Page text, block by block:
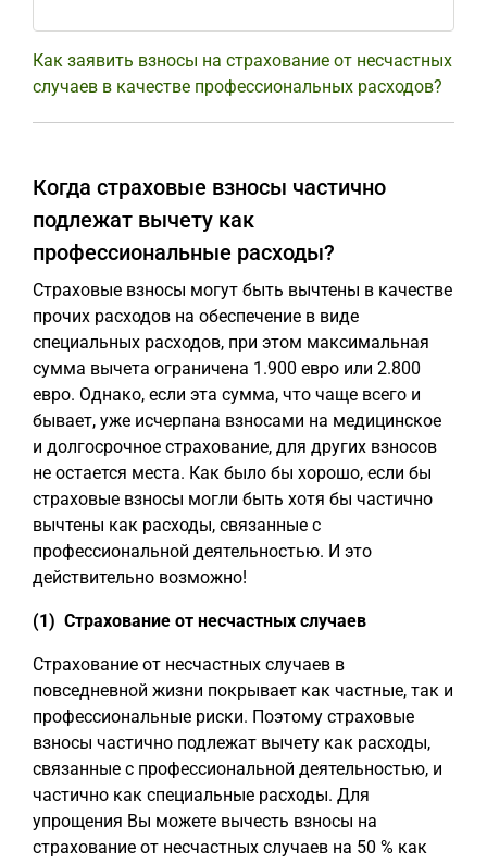
Как заявить взносы на страхование от несчастных
случаев в качестве профессиональных расходов?
Когда страховые взносы частично
подлежат вычету как
профессиональные расходы?
Страховые взносы могут быть вычтены в качестве
прочих расходов на обеспечение в виде
специальных расходов, при этом максимальная
сумма вычета ограничена 1.900 евро или 2.800
евро. Однако, если эта сумма, что чаще всего и
бывает, уже исчерпана взносами на медицинское
и долгосрочное страхование, для других взносов
не остается места. Как было бы хорошо, если бы
страховые взносы могли быть хотя бы частично
вычтены как расходы, связанные с
профессиональной деятельностью. И это
действительно возможно!
(1) Страхование от несчастных случаев
Страхование от несчастных случаев в
повседневной жизни покрывает как частные, так и
профессиональные риски. Поэтому страховые
взносы частично подлежат вычету как расходы,
связанные с профессиональной деятельностью, и
частично как специальные расходы. Для
упрощения Вы можете вычесть взносы на
страхование от несчастных случаев на 50 % как